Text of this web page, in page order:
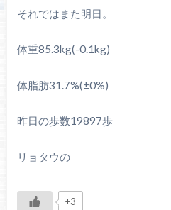
それではまた明日。
体重85.3kg(-0.1kg)
体脂肪31.7%(±0%)
昨日の歩数19897歩
リョタウの
+3